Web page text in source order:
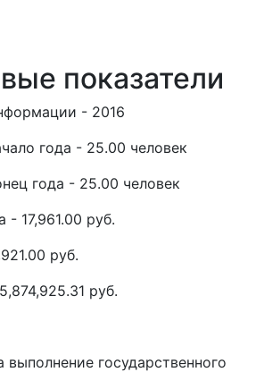
показатели
- 2016
года - 25.00 человек
года - 25.00 человек
- 17,961.00 руб.
руб.
руб.
выполнение государственного